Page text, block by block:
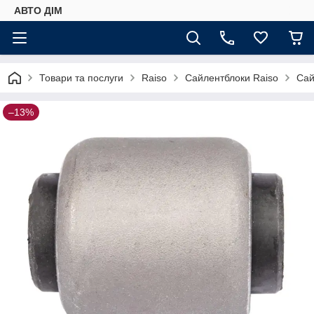
АВТО ДIМ
Товари та послуги Raiso Сайлентблоки Raiso
–13%